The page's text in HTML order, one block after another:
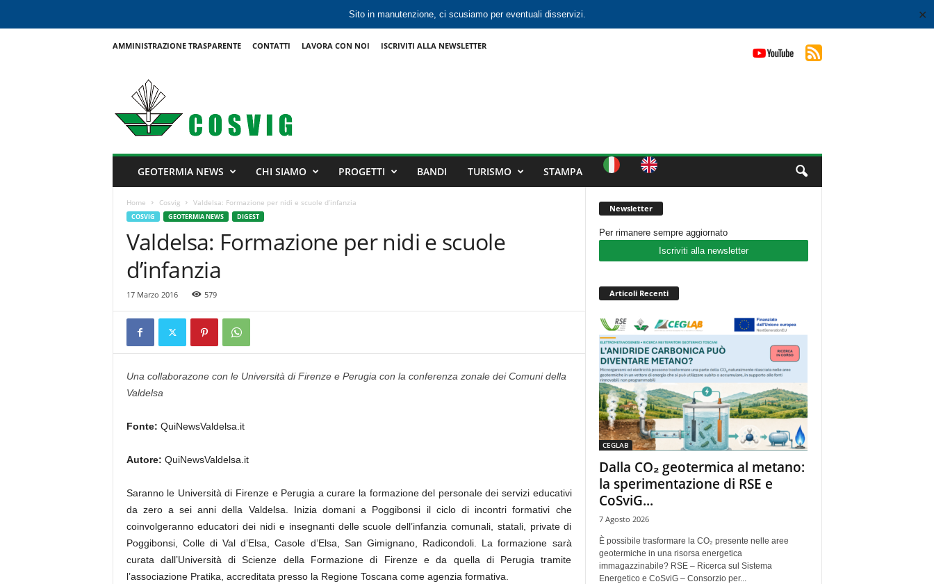
Sito in manutenzione, ci scusiamo per eventuali disservizi. ✕
AMMINISTRAZIONE TRASPARENTE CONTATTI LAVORA CON NOI ISCRIVITI ALLA NEWSLETTER
GEOTERMIA NEWS CHI SIAMO PROGETTI BANDI TURISMO STAMPA
Home Cosvig Valdelsa: Formazione per nidi e scuole d’infanzia
COSVIG GEOTERMIA NEWS DIGEST
Valdelsa: Formazione per nidi e scuole
d’infanzia
17 Marzo 2016 579
Una collaborazone con le Università di Firenze e Perugia con la conferenza zonale dei Comuni della
Valdelsa
Fonte: QuiNewsValdelsa.it
Autore: QuiNewsValdelsa.it
Saranno le Università di Firenze e Perugia a curare la formazione del personale dei servizi educativi
da zero a sei anni della Valdelsa. Inizia domani a Poggibonsi il ciclo di incontri formativi che
coinvolgeranno educatori dei nidi e insegnanti delle scuole dell’infanzia comunali, statali, private di
Poggibonsi, Colle di Val d’Elsa, Casole d’Elsa, San Gimignano, Radicondoli. La formazione sarà
curata dall’Università di Scienze della Formazione di Firenze e da quella di Perugia tramite
l’associazione Pratika, accreditata presso la Regione Toscana come agenzia formativa.
Newsletter
Per rimanere sempre aggiornato
Iscriviti alla newsletter
Articoli Recenti
CEGLAB
Dalla CO₂ geotermica al metano:
la sperimentazione di RSE e
CoSviG...
7 Agosto 2026
È possibile trasformare la CO₂ presente nelle aree
geotermiche in una risorsa energetica
immagazzinabile? RSE – Ricerca sul Sistema
Energetico e CoSviG – Consorzio per...